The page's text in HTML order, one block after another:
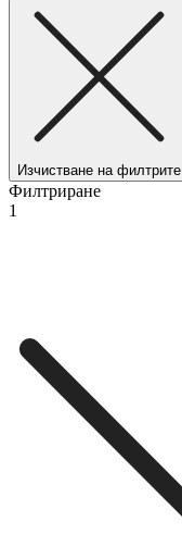
Изчистване на филтрите
Филтриране
1